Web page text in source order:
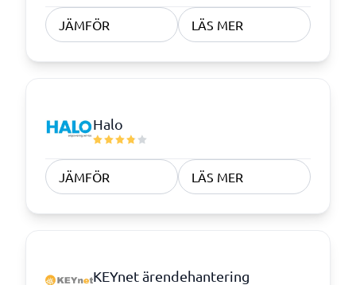
JÄMFÖR LÄS MER
Halo
JÄMFÖR LÄS MER
KEYnet ärendehantering